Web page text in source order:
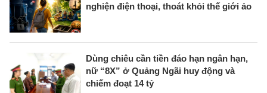
nghiện điện thoại, thoát khỏi thế giới ảo
Dùng chiêu cần tiền đáo hạn ngân hạn,
nữ “8X” ở Quảng Ngãi huy động và
chiếm đoạt 14 tỷ